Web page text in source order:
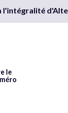
l'intégralité
le